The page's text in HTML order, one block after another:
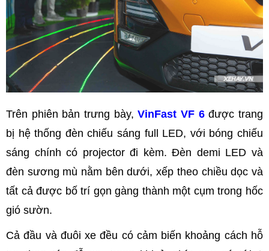
Trên phiên bản trưng bày,VinFast VF 6được trang
bị hệ thống đèn chiếu sáng full LED, với bóng chiếu
sáng chính có projector đi kèm. Đèn demi LED và
đèn sương mù nằm bên dưới, xếp theo chiều dọc và
tất cả được bố trí gọn gàng thành một cụm trong hốc
gió sườn.
Cả đầu và đuôi xe đều có cảm biến khoảng cách hỗ